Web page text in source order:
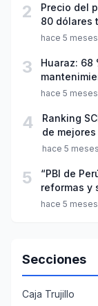
2
Precio del
80 dólares
hace 5 meses
3
Huaraz: 68
año escolar
hace 5 meses
4
Ranking
de
hace 5 meses
5
“PBI de
reformas y
hace 5 meses
Secciones
Caja Trujillo